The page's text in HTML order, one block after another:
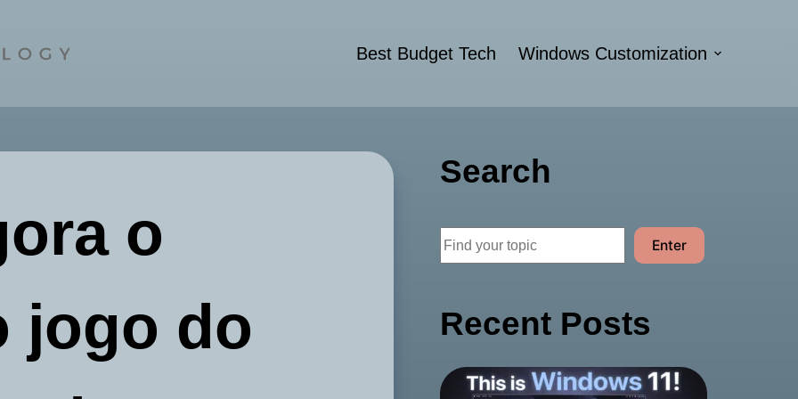
Best Budget Tech Windows Customization
o
jogo do
Search
Search Enter
Recent Posts